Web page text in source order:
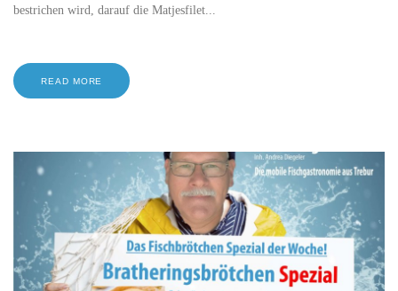
bestrichen wird, darauf die Matjesfilet...
READ MORE